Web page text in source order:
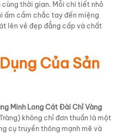
thời gian. Mỗi chi tiết nhỏ
ấm cầm chắc tay đến miệng
lên vẻ đẹp đẳng cấp và chất
Của Sản
Minh Long Cát Đài Chỉ Vàng
không chỉ đơn thuần là một
cụ truyền thông mạnh mẽ và